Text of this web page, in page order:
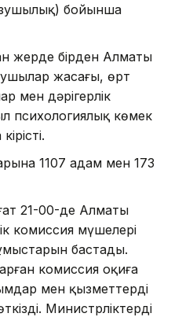
бойынша
жерде бірден Алматы
жасағы, өрт
мен дәрігерлік
психологиялық көмек
1107 адам мен 173
21-00-де Алматы
комиссия мүшелері
бастады.
комиссия оқиға
мен қызметтердің
Министрліктердің